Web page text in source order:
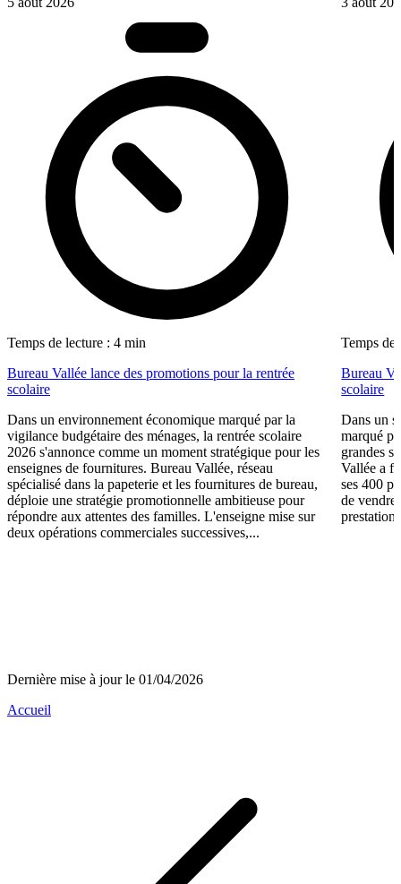
Temps de lecture : 4 min
Bureau Vallée lance des promotions pour la rentrée
scolaire
Dans un environnement économique marqué par la
vigilance budgétaire des ménages, la rentrée scolaire
2026 s'annonce comme un moment stratégique pour les
enseignes de fournitures. Bureau Vallée, réseau
spécialisé dans la papeterie et les fournitures de bureau,
déploie une stratégie promotionnelle ambitieuse pour
répondre aux attentes des familles. L'enseigne mise sur
deux opérations commerciales successives,...
Temps de
Bureau
scolaire
Dans un
marqué
grandes
Vallée a
ses 400
de vendre
Dernière mise à jour le 01/04/2026
Accueil